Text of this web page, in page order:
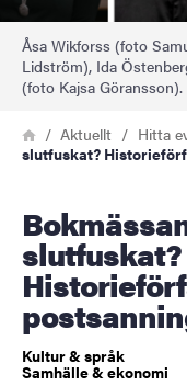
Åsa Wikforss (foto
Lidström), Ida
(foto Kajsa Göransson).
Länkstig
HemAktuellt Hitta
slutfuskat?
Bokmässan: När är det
slutfuskat?
Kultur & språk
Samhälle & ekonomi